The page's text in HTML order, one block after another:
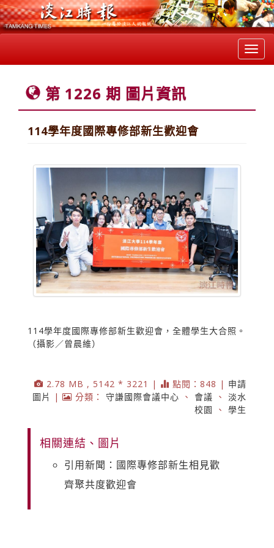
第 1226 期 圖片資訊
114學年度國際專修部新生歡迎會
114學年度國際專修部新生歡迎會，全體學生大合照。
（攝影／曾晨維）
2.78 MB , 5142 * 3221 | 點閱：848 | 申請
圖片
| 分類： 守謙國際會議中心 、 會議 、 淡水
校園
、 學生
相關連結、圖片
引用新聞：國際專修部新生相見歡
齊聚共度歡迎會